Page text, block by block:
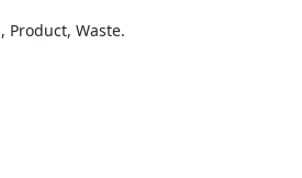
Product, Waste.